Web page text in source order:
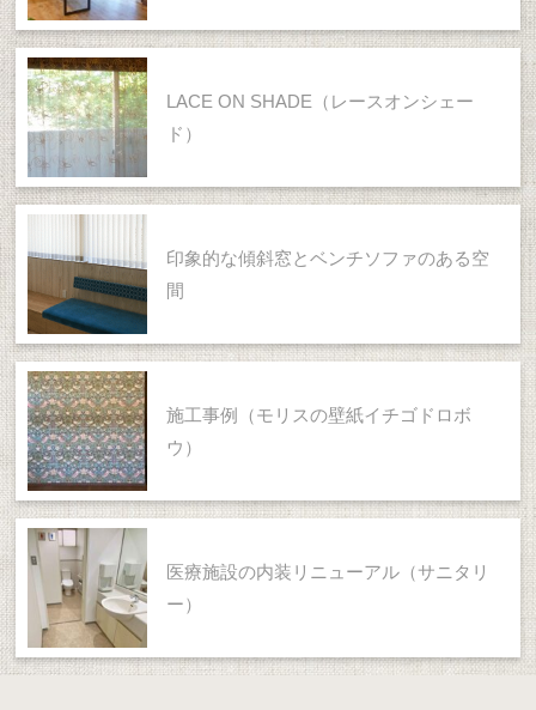
LACE ON SHADE（レースオンシェー
ド）
印象的な傾斜窓とベンチソファのある空
間
施工事例（モリスの壁紙イチゴドロボ
ウ）
医療施設の内装リニューアル（サニタリ
ー）